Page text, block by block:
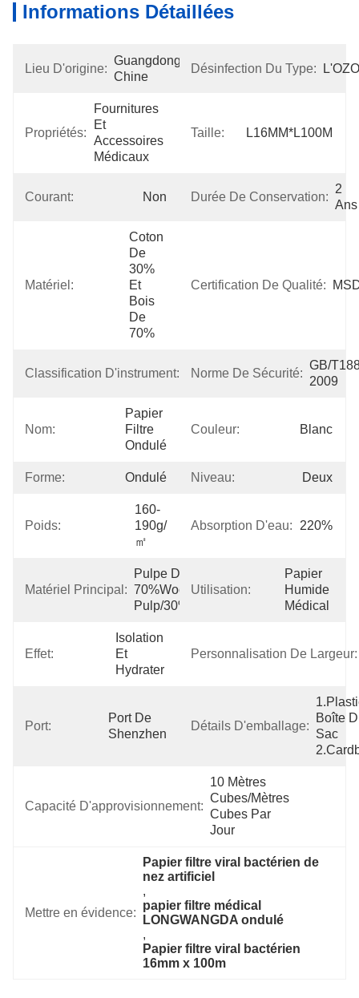
Informations Détaillées
Lieu D'origine:
Guangdong,
Chine
Désinfection Du Type:
Propriétés:
Fournitures
Et
Accessoires
Médicaux
Taille: L16MM*L100M
Courant: Non Durée De Conservation:
2
Ans
Matériel:
Coton
De
30%
Et
Bois
De
70%
Certification De Qualité:
Classification D'instrument:
Classe
Norme De Sécurité:
GB/
2009
Nom:
Papier
Filtre
Ondulé
Couleur: Blanc
Forme: Ondulé Niveau: Deux
Poids:
160-
190g/
㎡
Absorption D'eau: 220%
Matériel Principal:
Pulpe De
70%Wood
Pulp/30%Cotton
Utilisation:
Papier
Humide
Médical
Effet:
Isolation
Et
Hydrater
Personnalisation De Largeur:
Port:
Port De
Shenzhen
Détails D'emballage:
Boîte
Sac
Capacité D'approvisionnement:
10 Mètres
Cubes/mètres
Cubes Par
Jour
Mettre en évidence:
Papier filtre viral bactérien de
nez artificiel
,
papier filtre médical
LONGWANGDA ondulé
,
Papier filtre viral bactérien
16mm x 100m